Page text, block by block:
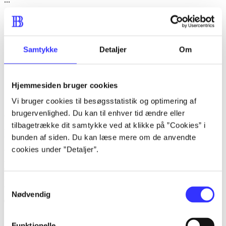
Samtykke Detaljer Om
Hjemmesiden bruger cookies
Vi bruger cookies til besøgsstatistik og optimering af
brugervenlighed. Du kan til enhver tid ændre eller
tilbagetrække dit samtykke ved at klikke på ”Cookies” i
bunden af siden. Du kan læse mere om de anvendte
cookies under ”Detaljer”.
Nødvendig
Beskrivelse